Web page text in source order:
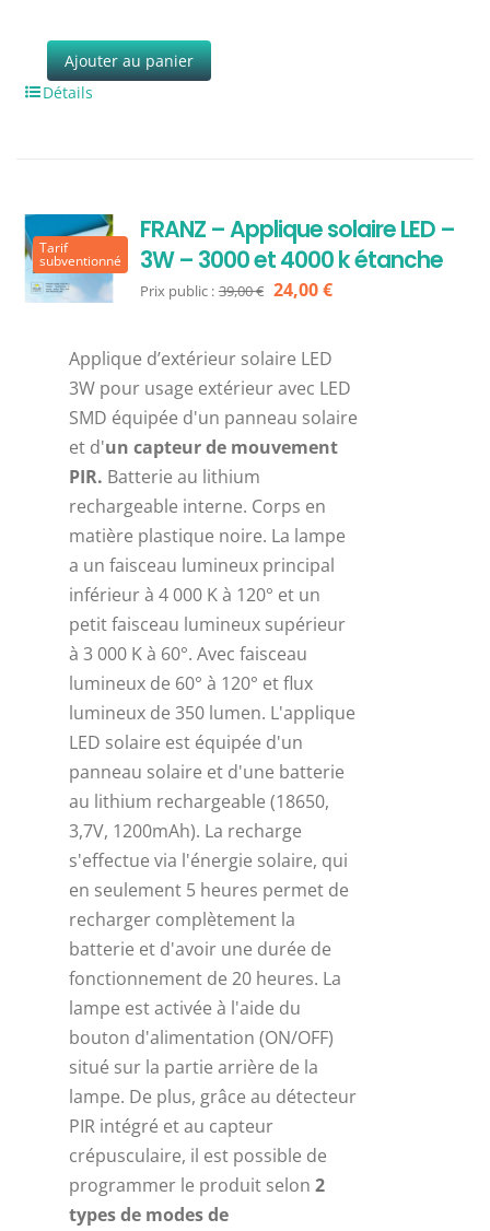
Ajouter au panier
Détails
Tarif
subventionné
FRANZ – Applique solaire LED –
3W – 3000 et 4000 k étanche
Prix public : 39,00€ Le
initial
39,00 €.
24,00€Le
est :
24,00 €.
Applique d’extérieur solaire LED
3W pour usage extérieur avec LED
SMD équipée d'un panneau solaire
et d'un capteur de mouvement
PIR. Batterie au lithium
rechargeable interne. Corps en
matière plastique noire. La lampe
a un faisceau lumineux principal
inférieur à 4 000 K à 120° et un
petit faisceau lumineux supérieur
à 3 000 K à 60°. Avec faisceau
lumineux de 60° à 120° et flux
lumineux de 350 lumen. L'applique
LED solaire est équipée d'un
panneau solaire et d'une batterie
au lithium rechargeable (18650,
3,7V, 1200mAh). La recharge
s'effectue via l'énergie solaire, qui
en seulement 5 heures permet de
recharger complètement la
batterie et d'avoir une durée de
fonctionnement de 20 heures. La
lampe est activée à l'aide du
bouton d'alimentation (ON/OFF)
situé sur la partie arrière de la
lampe. De plus, grâce au détecteur
PIR intégré et au capteur
crépusculaire, il est possible de
programmer le produit selon2
types de modes de